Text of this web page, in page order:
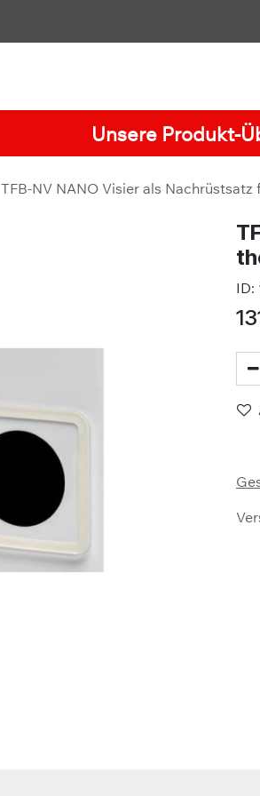
Unsere Produkt-
TFB-NV NANO Visier als
ID: